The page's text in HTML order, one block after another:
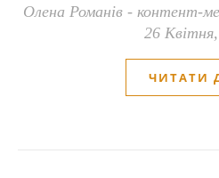
Олена Романів - контент-
26
ЧИТАТИ